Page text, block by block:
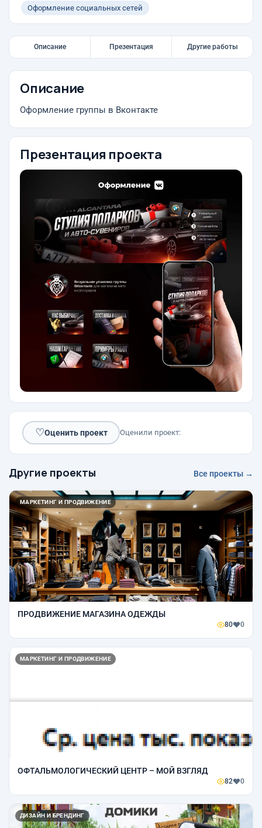
Оформление социальных сетей
Описание Презентация Другие работы
Описание
Оформление группы в Вконтакте
Презентация проекта
♡Оценить проект Оценили проект:
Другие проекты Все проекты →
МАРКЕТИНГ И ПРОДВИЖЕНИЕ
ПРОДВИЖЕНИЕ МАГАЗИНА ОДЕЖДЫ
80 0
МАРКЕТИНГ И ПРОДВИЖЕНИЕ
ОФТАЛЬМОЛОГИЧЕСКИЙ ЦЕНТР – МОЙ ВЗГЛЯД
82 0
ДИЗАЙН И БРЕНДИНГ